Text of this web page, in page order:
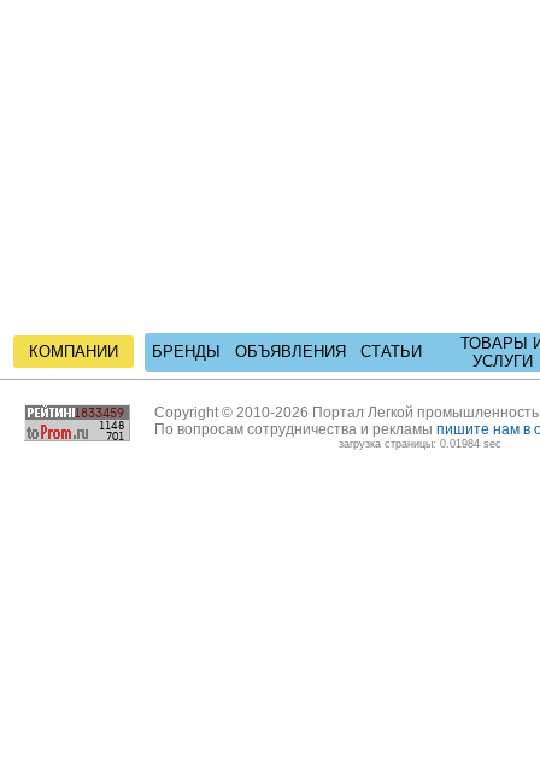
КОМПАНИИ БРЕНДЫ ОБЪЯВЛЕНИЯ СТАТЬИ
ТОВАРЫ
УСЛУГИ
Copyright © 2010-2026 Портал Легкой
По вопросам сотрудничества и рекламы пишите нам в
загрузка страницы: 0.01984 sec